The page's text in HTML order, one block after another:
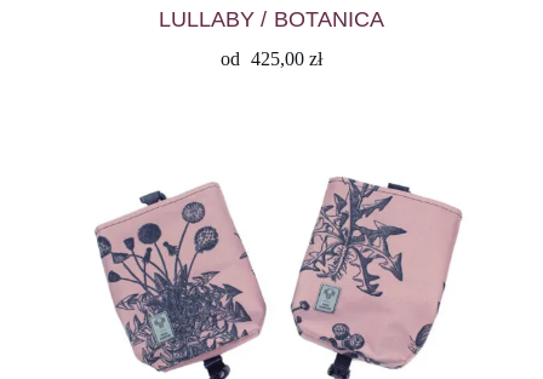
LULLABY / BOTANICA
od 425,00 zł